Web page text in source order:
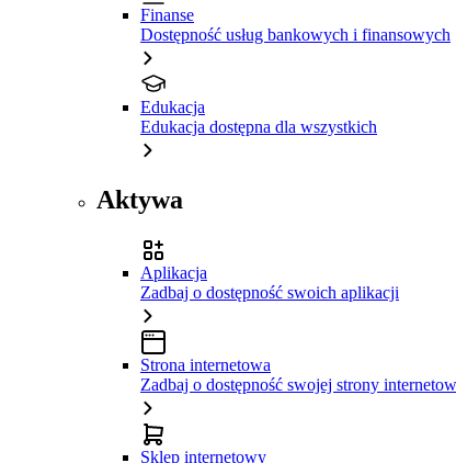
Finanse
Dostępność usług bankowych i finansowych
Edukacja
Edukacja dostępna dla wszystkich
Aktywa
Aplikacja
Zadbaj o dostępność swoich aplikacji
Strona internetowa
Zadbaj o dostępność swojej strony
Sklep internetowy